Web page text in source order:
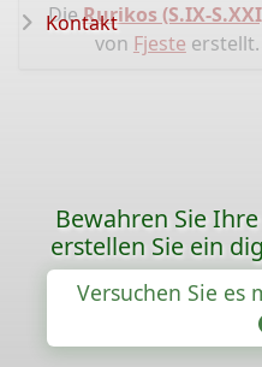
DieRurikos (S.IX-
von Fjeste erstellt.
Kontakt
Bewahren Sie
erstellen Sie ein
Versuchen Sie es